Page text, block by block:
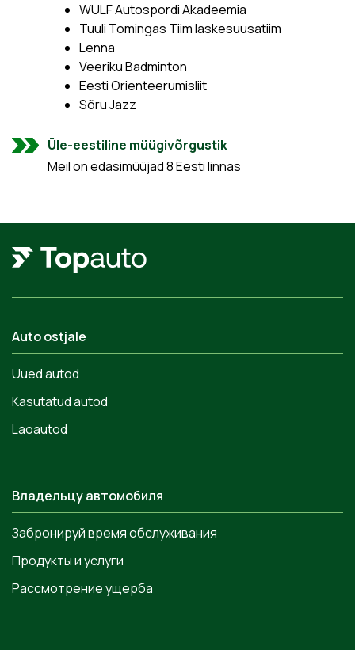
WULF Autospordi Akadeemia
Tuuli Tomingas Tiim laskesuusatiim
Lenna
Veeriku Badminton
Eesti Orienteerumisliit
Sõru Jazz
Üle-eestiline müügivõrgustik
Meil on edasimüüjad 8 Eesti linnas
Auto ostjale
Uued autod
Kasutatud autod
Laoautod
Владельцу автомобиля
Забронируй время обслуживания
Продукты и услуги
Рассмотрение ущерба